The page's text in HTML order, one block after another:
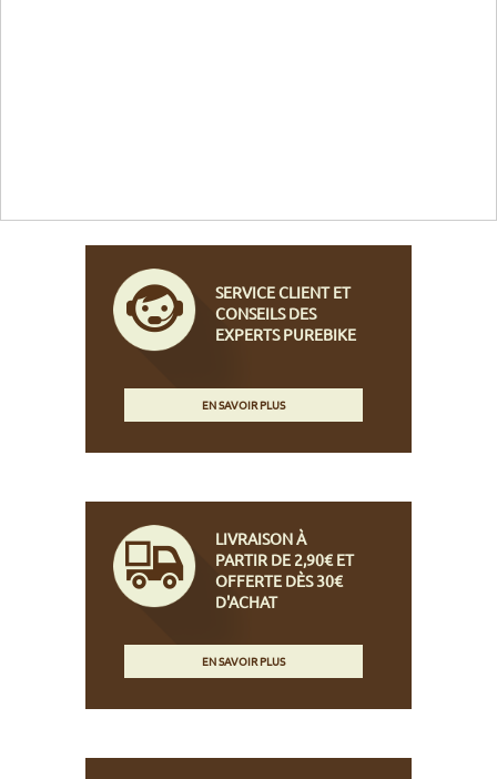
SERVICE CLIENT ET
CONSEILS DES
EXPERTS PUREBIKE
EN SAVOIR PLUS
LIVRAISON À
PARTIR DE 2,90€ ET
OFFERTE DÈS 30€
D'ACHAT
EN SAVOIR PLUS